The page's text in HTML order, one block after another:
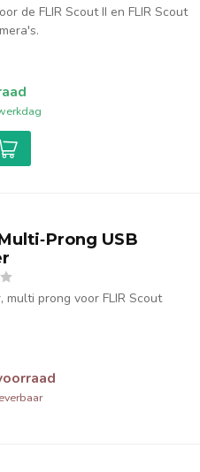
de FLIR Scout II en FLIR Scout
USB
multi prong voor FLIR Scout